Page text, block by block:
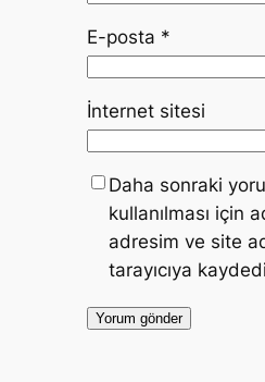
E-posta *
İnternet sitesi
Daha sonraki
kullanılması için
adresim ve site
tarayıcıya